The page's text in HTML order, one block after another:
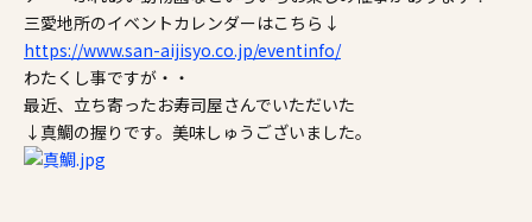
よくある質問 来場予約 資料請求
スタッフブログ
施工事例
家づくりコラム
三愛地所のイベントカレンダーはこちら↓
https://www.san-aijisyo.co.jp/eventinfo/
わたくし事ですが・・
最近、立ち寄ったお寿司屋さんでいただいた
↓真鯛の握りです。美味しゅうございました。